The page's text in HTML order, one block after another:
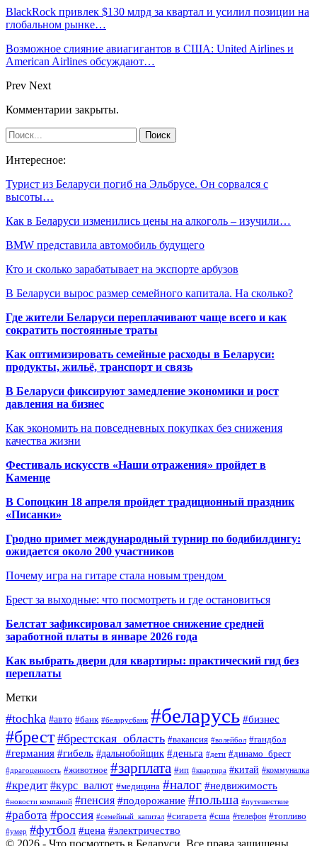
BlackRock привлек $130 млрд за квартал и усилил позиции на
глобальном рынке…
Возможное слияние авиагигантов в США: United Airlines и
American Airlines обсуждают…
Prev Next
Комментарии закрыты.
Интересное:
Турист из Беларуси погиб на Эльбрусе. Он сорвался с
высоты…
Как в Беларуси изменились цены на алкоголь – изучили…
BMW представила автомобиль будущего
Кто и сколько зарабатывает на экспорте арбузов
В Беларуси вырос размер семейного капитала. На сколько?
Где жители Беларуси переплачивают чаще всего и как
сократить постоянные траты
Как оптимизировать семейные расходы в Беларуси:
продукты, жильё, транспорт и связь
В Беларуси фиксируют замедление экономики и рост
давления на бизнес
Как экономить на повседневных покупках без снижения
качества жизни
Фестиваль искусств «Наши отражения» пройдет в
Каменце
В Сопоцкин 18 апреля пройдет традиционный праздник
«Писанки»
Гродно примет международный турнир по бодибилдингу:
ожидается около 200 участников
Почему игра на гитаре стала новым трендом
Брест за выходные: что посмотреть и где остановиться
Белстат зафиксировал заметное снижение средней
заработной платы в январе 2026 года
Как выбрать двери для квартиры: практический гид без
переплаты
Метки
#tochka #авто #банк #беларусбанк #беларусь #бизнес
#брест #брестская_область #вакансия #волейбол #гандбол
#германия #гибель #дальнобойщик #деньга #дети #динамо_брест
#драгоценность #животное #зарплата #ип #квартира #китай #коммуналка
#кредит #курс_валют #медицина #налог #недвижимость
#новости компаний #пенсия #подорожание #польша #путешествие
#работа #россия #семейный_капитал #сигарета #сша #телефон #топливо
#умер #футбол #цена #электричество
© 2026 - Что посмотреть в Беларуси. Все права защищены.